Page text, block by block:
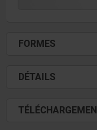
FORMES
DÉTAILS